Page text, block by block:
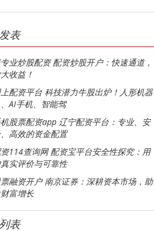
表
业炒股配资 配资炒股开户：快速通道，
收益！
配资平台 科技潜力牛股出炉！人形机器
、AI手机、智能驾
股票配资app 辽宁配资平台：专业、安
高效的资金配置
114查询网 配资宝平台安全性探究：用
真实评价与可靠性
融资开户 南京证券：深耕资本市场，助
财富增长
表